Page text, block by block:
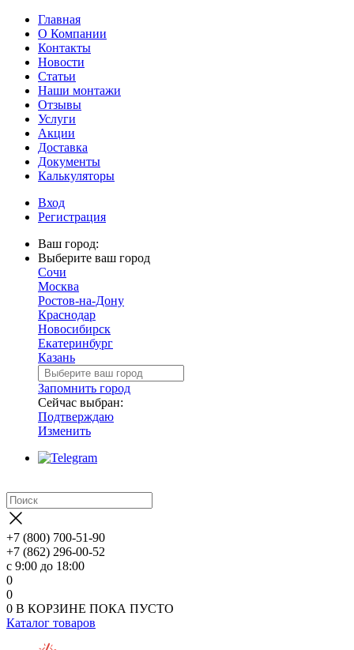
Главная
О Компании
Контакты
Новости
Статьи
Наши монтажи
Отзывы
Услуги
Акции
Доставка
Документы
Калькуляторы
Вход
Регистрация
Ваш город:
Выберите ваш город
Сочи
Москва
Ростов-на-Дону
Краснодар
Новосибирск
Екатеринбург
Казань
Запомнить город
Сейчас выбран:
Подтверждаю
Изменить
+7 (800) 700-51-90
+7 (862) 296-00-52
с 9:00 до 18:00
0
0
0 В КОРЗИНЕ ПОКА ПУСТО
Каталог товаров